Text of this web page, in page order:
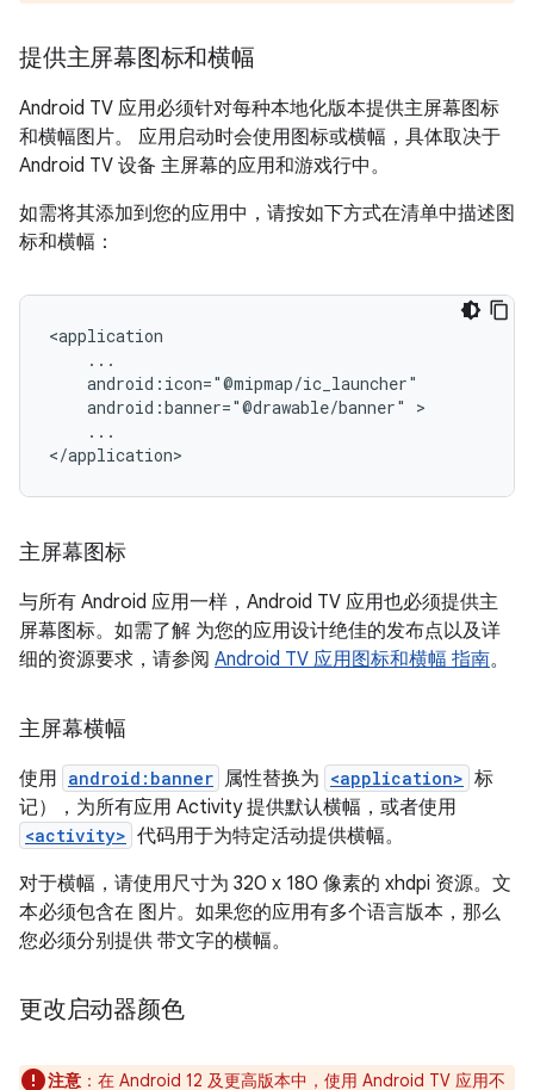
提供主屏幕图标和横幅
Android TV 应用必须针对每种本地化版本提供主屏幕图标
和横幅图片。 应用启动时会使用图标或横幅，具体取决于
Android TV 设备 主屏幕的应用和游戏行中。
如需将其添加到您的应用中，请按如下方式在清单中描述图
标和横幅：
android:banner="@drawable/banner"
...
</application>
主屏幕图标
与所有 Android 应用一样，Android TV 应用也必须提供主
屏幕图标。如需了解 为您的应用设计绝佳的发布点以及详
细的资源要求，请参阅 Android TV 应用图标和横幅 指南。
主屏幕横幅
使用 android:banner 属性替换为 <application> 标
记），为所有应用 Activity 提供默认横幅，或者使用
<activity> 代码用于为特定活动提供横幅。
对于横幅，请使用尺寸为 320 x 180 像素的 xhdpi 资源。文
本必须包含在 图片。如果您的应用有多个语言版本，那么
您必须分别提供 带文字的横幅。
更改启动器颜色
注意 ：在 Android 12 及更高版本中，使用 Android TV 应用不